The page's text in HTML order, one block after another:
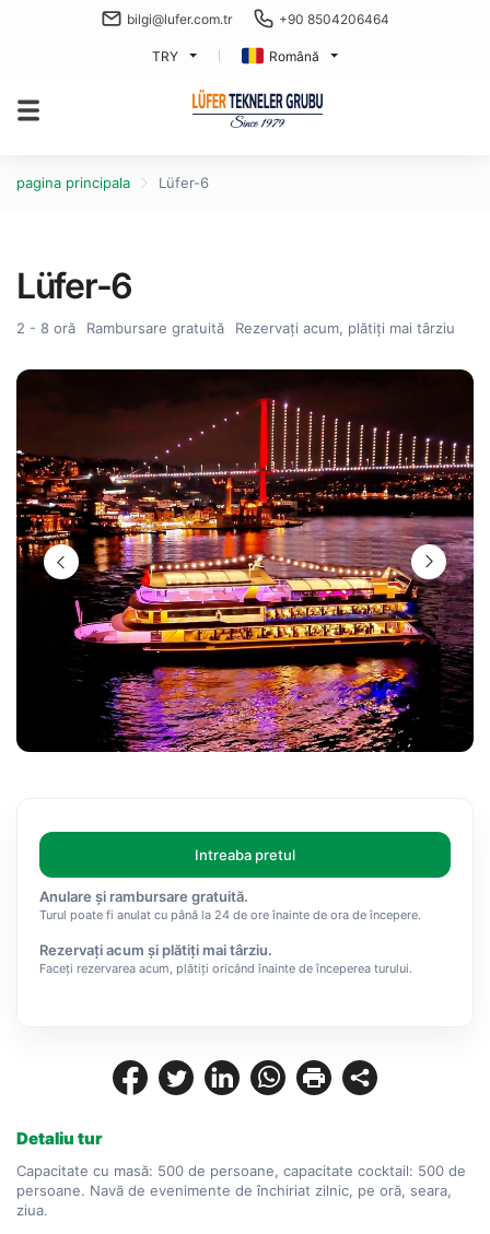
bilgi@lufer.com.tr +90 8504206464
TRY Română
pagina principala Lüfer-6
Detaliu tur
Capacitate cu masă: 500 de persoane, capacitate cocktail: 500 de
persoane. Navă de evenimente de închiriat zilnic, pe oră, seara,
ziua.
Lüfer-6
2 - 8 oră Rambursare gratuită Rezervați acum, plătiți mai târziu
Intreaba pretul
Anulare și rambursare gratuită.
Turul poate fi anulat cu până la 24 de ore înainte de ora de începere.
Rezervați acum și plătiți mai târziu.
Faceți rezervarea acum, plătiți oricând înainte de începerea turului.